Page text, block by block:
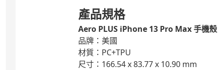
產品規格
Aero PLUS iPhone 13 Pro Max手機殼
品牌：美國
材質：PC+TPU
尺寸：166.54 x 83.77 x 10.90 mm